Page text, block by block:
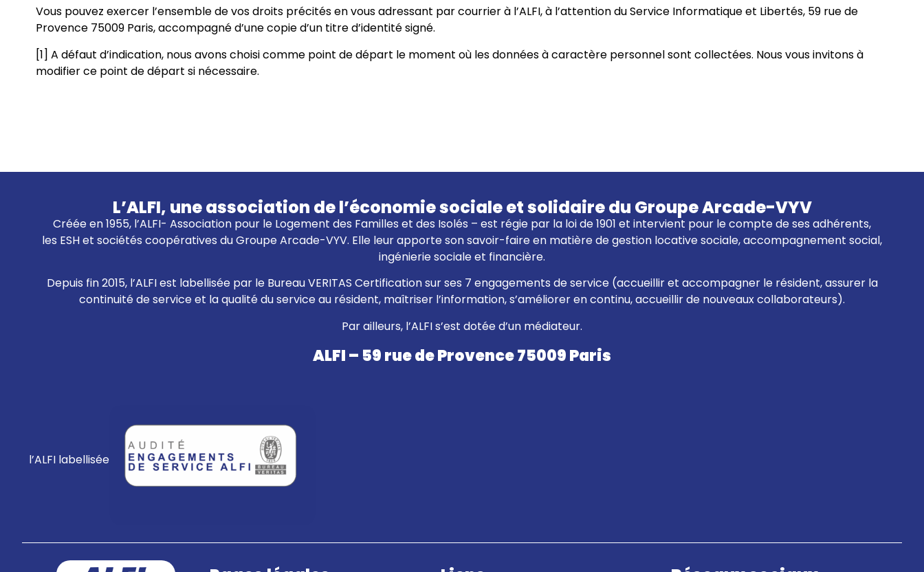
Vous pouvez exercer l’ensemble de vos droits précités en vous adressant par courrier à l’ALFI, à l’attention du Service Informatique et Libertés, 59 rue de
Provence 75009 Paris, accompagné d’une copie d’un titre d’identité signé.
[1] A défaut d’indication, nous avons choisi comme point de départ le moment où les données à caractère personnel sont collectées. Nous vous invitons à
modifier ce point de départ si nécessaire.
L’ALFI, une association de l’économie sociale et solidaire du Groupe Arcade-VYV
Créée en 1955, l’ALFI- Association pour le Logement des Familles et des Isolés – est régie par la loi de 1901 et intervient pour le compte de ses adhérents,
les ESH et sociétés coopératives du Groupe Arcade-VYV. Elle leur apporte son savoir-faire en matière de gestion locative sociale, accompagnement social,
ingénierie sociale et financière.
Depuis fin 2015, l’ALFI est labellisée par le Bureau VERITAS Certification sur ses 7 engagements de service (accueillir et accompagner le résident, assurer la
continuité de service et la qualité du service au résident, maîtriser l’information, s’améliorer en continu, accueillir de nouveaux collaborateurs).
Par ailleurs, l’ALFI s’est dotée d’un médiateur.
ALFI – 59 rue de Provence 75009 Paris
l’ALFI labellisée